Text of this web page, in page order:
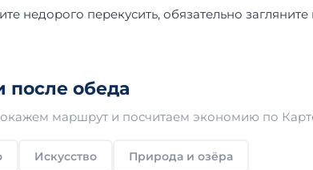
недорого перекусить, обязательно
после обеда
маршрут и посчитаем экономию по
Искусство Природа и озёра